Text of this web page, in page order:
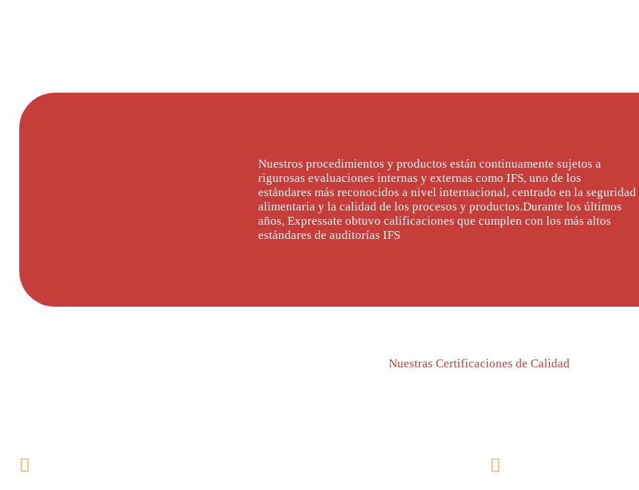
Nuestros procedimientos y productos están continuamente sujetos a
rigurosas evaluaciones internas y externas como IFS, uno de los
estándares más reconocidos a nivel internacional, centrado en la seguridad
alimentaria y la calidad de los procesos y productos.​ Durante los últimos
años, Expressate obtuvo calificaciones que cumplen con los más altos
estándares de auditorías IFS
Nuestras Certificaciones de Calidad